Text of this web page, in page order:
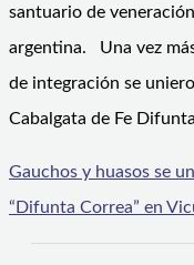
santuario de
argentina. Una vez
de integración se
Cabalgata de Fe
Gauchos y huasos se
“Difunta Correa” en